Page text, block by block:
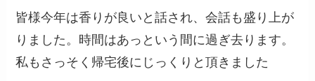
皆様今年は香りが良いと話され、会話も盛り上が
りました。時間はあっという間に過ぎ去ります。
私もさっそく帰宅後にじっくりと頂きました